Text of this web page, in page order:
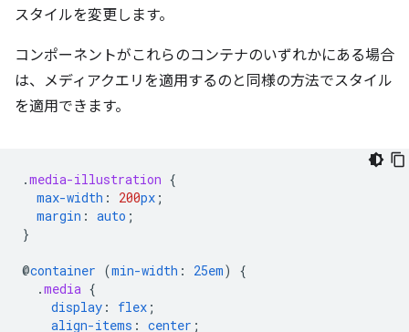
スタイルを変更します。
コンポーネントがこれらのコンテナのいずれかにある場合
は、メディアクエリを適用するのと同様の方法でスタイル
を適用できます。
.media-illustration {
max-width : 200px ;
margin : auto ;
}
@container (min-width : 25em)
{
.media {
display : flex ;
align-items : center ;